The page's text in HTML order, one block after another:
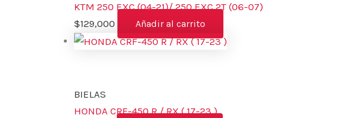
KTM 250 EXC (04-21)/ 250 EXC 2T (06-07)
$129,000 Añadir al carrito
BIELAS
HONDA CRF-450 R / RX ( 17-23 )